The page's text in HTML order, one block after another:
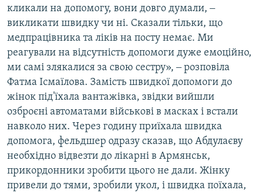
кликали на допомогу, вони довго думали, ‒
викликати швидку чи ні. Сказали тільки, що
медпрацівника та ліків на посту немає. Ми
реагували на відсутність допомоги дуже емоційно,
ми самі злякалися за свою сестру», ‒ розповіла
Фатма Ісмаїлова. Замість швидкої допомоги до
жінок під'їхала вантажівка, звідки вийшли
озброєні автоматами військові в масках і встали
навколо них. Через годину приїхала швидка
допомога, фельдшер одразу сказав, що Абдулаєву
необхідно відвезти до лікарні в Армянськ,
прикордонники зробити цього не дали. Жінку
привели до тями, зробили укол, і швидка поїхала,